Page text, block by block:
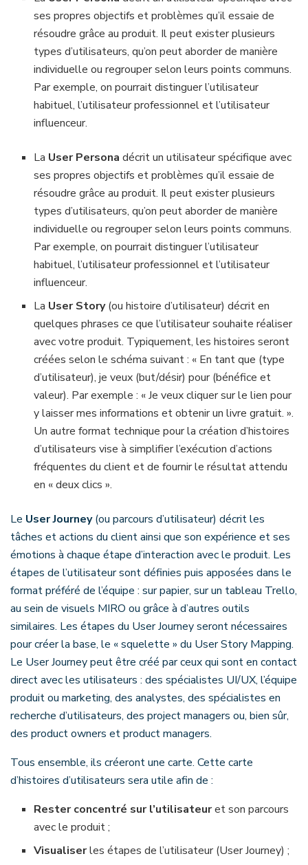
ses propres objectifs et problèmes qu’il essaie de
résoudre grâce au produit. Il peut exister plusieurs
types d’utilisateurs, qu’on peut aborder de manière
individuelle ou regrouper selon leurs points communs.
Par exemple, on pourrait distinguer l’utilisateur
habituel, l’utilisateur professionnel et l’utilisateur
influenceur.
La User Persona décrit un utilisateur spécifique avec
ses propres objectifs et problèmes qu’il essaie de
résoudre grâce au produit. Il peut exister plusieurs
types d’utilisateurs, qu’on peut aborder de manière
individuelle ou regrouper selon leurs points communs.
Par exemple, on pourrait distinguer l’utilisateur
habituel, l’utilisateur professionnel et l’utilisateur
influenceur.
La User Story(ou histoire d’utilisateur) décrit en
quelques phrases ce que l’utilisateur souhaite réaliser
avec votre produit. Typiquement, les histoires seront
créées selon le schéma suivant : « En tant que (type
d’utilisateur), je veux (but/désir) pour (bénéfice et
valeur). Par exemple : « Je veux cliquer sur le lien pour
y laisser mes informations et obtenir un livre gratuit. ».
Un autre format technique pour la création d’histoires
d’utilisateurs vise à simplifier l’exécution d’actions
fréquentes du client et de fournir le résultat attendu
en « deux clics ».
Le User Journey(ou parcours d’utilisateur) décrit les
tâches et actions du client ainsi que son expérience et ses
émotions à chaque étape d’interaction avec le produit. Les
étapes de l’utilisateur sont définies puis apposées dans le
format préféré de l’équipe : sur papier, sur un tableau Trello,
au sein de visuels MIRO ou grâce à d’autres outils
similaires. Les étapes du User Journey seront nécessaires
pour créer la base, le « squelette » du User Story Mapping.
Le User Journey peut être créé par ceux qui sont en contact
direct avec les utilisateurs : des spécialistes UI/UX, l’équipe
produit ou marketing, des analystes, des spécialistes en
recherche d’utilisateurs, des project managers ou, bien sûr,
des product owners et product managers.
Tous ensemble, ils créeront une carte. Cette carte
d’histoires d’utilisateurs sera utile afin de :
Rester concentré sur l’utilisateuret son parcours
avec le produit ;
Visualiserles étapes de l’utilisateur (User Journey) ;